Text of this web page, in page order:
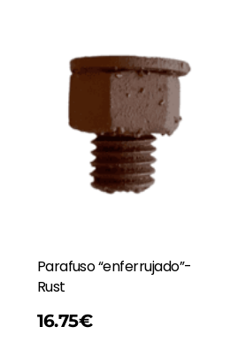
Parafuso “enferrujado”-
Rust
16.75€